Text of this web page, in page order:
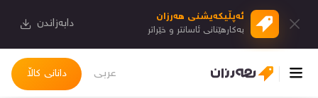
ئەپڵیكەیشنی هەرزان
بەكارهێنانی ئاسانتر و خێراتر دابەزاندن
دانانی کاڵا عربی